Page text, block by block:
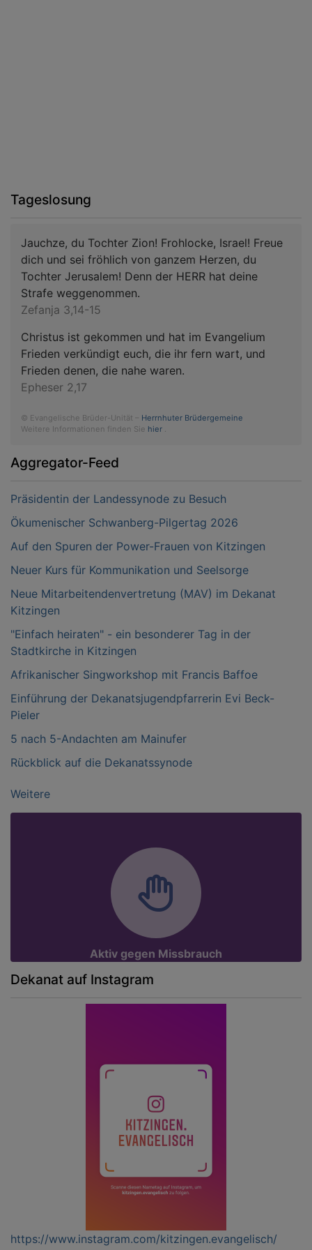
Tageslosung
Jauchze, du Tochter Zion! Frohlocke, Israel! Freue
dich und sei fröhlich von ganzem Herzen, du
Tochter Jerusalem! Denn der HERR hat deine
Strafe weggenommen.
Zefanja 3,14-15
Christus ist gekommen und hat im Evangelium
Frieden verkündigt euch, die ihr fern wart, und
Frieden denen, die nahe waren.
Epheser 2,17
© Evangelische Brüder-Unität – Herrnhuter Brüdergemeine
Weitere Informationen finden Sie hier
Aggregator-Feed
Präsidentin der Landessynode zu Besuch
Ökumenischer Schwanberg-Pilgertag 2026
Auf den Spuren der Power-Frauen von Kitzingen
Neuer Kurs für Kommunikation und Seelsorge
Neue Mitarbeitendenvertretung (MAV) im Dekanat
Kitzingen
"Einfach heiraten" - ein besonderer Tag in der
Stadtkirche in Kitzingen
Afrikanischer Singworkshop mit Francis Baffoe
Einführung der Dekanatsjugendpfarrerin Evi Beck-
Pieler
5 nach 5-Andachten am Mainufer
Rückblick auf die Dekanatssynode
Weitere
Aktiv gegen Missbrauch
Dekanat auf Instagram
https://www.instagram.com/kitzingen.evangelisch/